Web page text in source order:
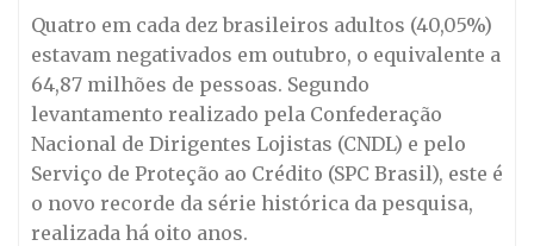
Quatro em cada dez brasileiros adultos (40,05%)
estavam negativados em outubro, o equivalente a
64,87 milhões de pessoas. Segundo
levantamento realizado pela Confederação
Nacional de Dirigentes Lojistas (CNDL) e pelo
Serviço de Proteção ao Crédito (SPC Brasil), este é
o novo recorde da série histórica da pesquisa,
realizada há oito anos.